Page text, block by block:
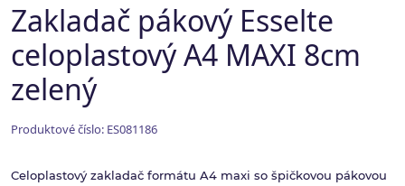
Zakladač pákový Esselte
celoplastový A4 MAXI 8cm
zelený
Produktové číslo: ES081186
Celoplastový zakladač formátu A4 maxi so špičkovou pákovou